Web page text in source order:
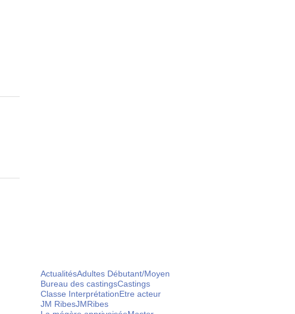
stages pour sublimer
offertes)
ActualitésAdultes Débutant/Moyen
Bureau des castingsCastings
Classe InterprétationEtre acteur
JM RibesJMRibes